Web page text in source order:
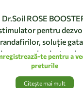
Dr.Soil ROSE
pentru
soluție
cu pulverizator de
te pentru a
preturile
Citește mai mult